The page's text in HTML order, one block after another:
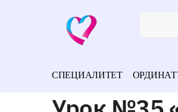
СПЕЦИАЛИТЕТ